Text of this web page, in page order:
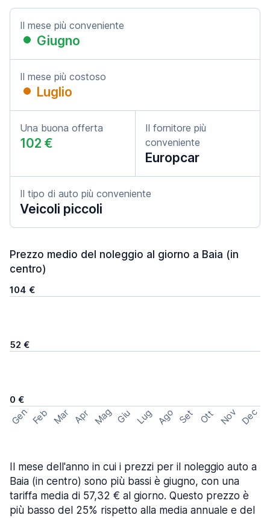
Il mese più conveniente
Giugno
Il mese più costoso
Luglio
Una buona offerta
102 €
Il fornitore più
conveniente
Europcar
Il tipo di auto più conveniente
Veicoli piccoli
Prezzo medio del noleggio al giorno a Baia (in
centro)
104 €
52 €
0 €
Gen Feb Mar Apr Mag Giu Lug Ago Set Ott Nov Dec
Il mese dell'anno in cui i prezzi per il noleggio auto a
Baia (in centro) sono più bassi è giugno, con una
tariffa media di 57,32 € al giorno. Questo prezzo è
più basso del 25% rispetto alla media annuale e del